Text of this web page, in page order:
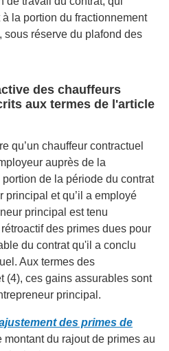
la portion du fractionnement
sous réserve du plafond des
des chauffeurs
aux termes de l'article
qu’un chauffeur contractuel
auprès de la
de la période du contrat
principal et qu’il a employé
principal est tenu
des primes dues pour
du contrat qu'il a conclu
Aux termes des
(4), ces gains assurables sont
principal.
des primes de
montant du rajout de primes au